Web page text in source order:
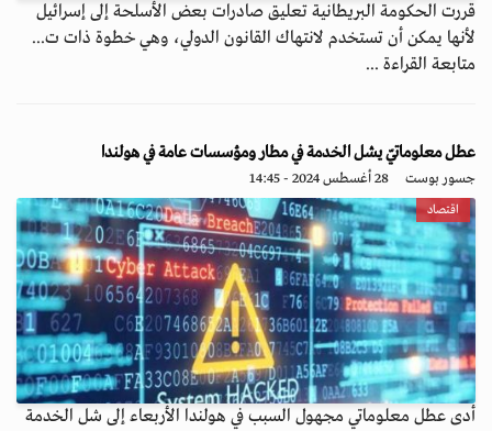
قررت الحكومة البريطانية تعليق صادرات بعض الأسلحة إلى إسرائيل
لأنها يمكن أن تستخدم لانتهاك القانون الدولي، وهي خطوة ذات ت...
متابعة القراءة ...
عطل معلوماتيّ يشل الخدمة في مطار ومؤسسات عامة في هولندا
جسور بوست 28 أغسطس 2024 - 14:45
اقتصاد
أدى عطل معلوماتي مجهول السبب في هولندا الأربعاء إلى شل الخدمة